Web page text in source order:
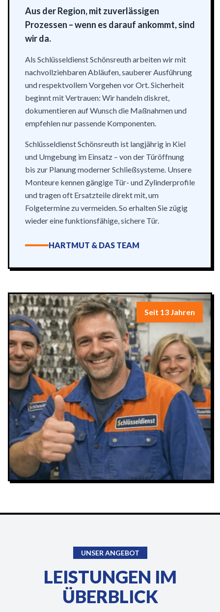
Aus der Region, mit zuverlässigen
Prozessen – wenn es darauf ankommt, sind
wir da.
Als Schlüsseldienst Schönsreuth arbeiten wir mit
nachvollziehbaren Abläufen, sauberer Ausführung
und respektvollem Vorgehen vor Ort. Sicherheit
beginnt mit Vertrauen: Wir handeln diskret,
dokumentieren auf Wunsch die Maßnahmen und
empfehlen nur passende Komponenten.
Schlüsseldienst Schönsreuth ist langjährig in Kiel
und Umgebung im Einsatz – von der Türöffnung
bis zur Planung moderner Schließsysteme. Unsere
Monteure kennen gängige Tür- und Zylinderprofile
und tragen oft Ersatzteile direkt mit, um
Folgetermine zu vermeiden. So erhalten Sie zügig
wieder eine funktionsfähige, sichere Tür.
HARTMUT & DAS TEAM
Seit 13 Jahren
UNSER ANGEBOT
LEISTUNGEN IM
ÜBERBLICK